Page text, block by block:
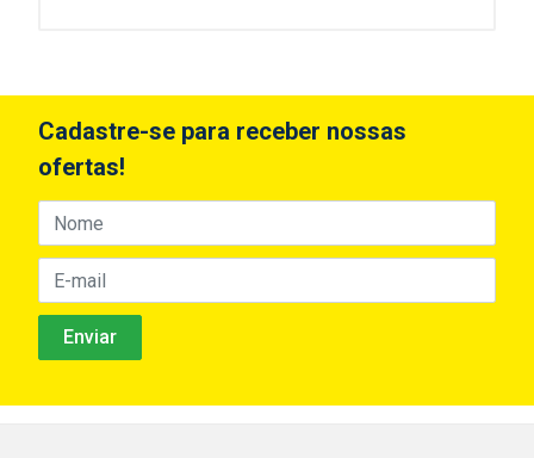
Cadastre-se para receber nossas
ofertas!